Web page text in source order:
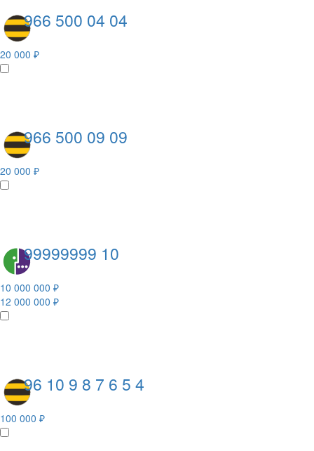
966 500 04 04
20 000 ₽
966 500 09 09
20 000 ₽
99999999 10
10 000 000 ₽
12 000 000 ₽
96 10 9 8 7 6 5 4
100 000 ₽